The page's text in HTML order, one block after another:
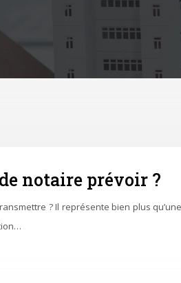
notaire prévoir ?
? Il représente bien plus